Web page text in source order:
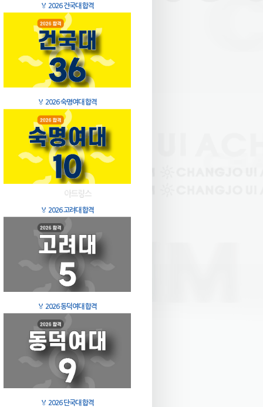
🏅 2026 건국대 합격
🏅 2026 숙명여대 합격
🏅 2026 고려대 합격
🏅 2026 동덕여대 합격
🏅 2026 단국대 합격